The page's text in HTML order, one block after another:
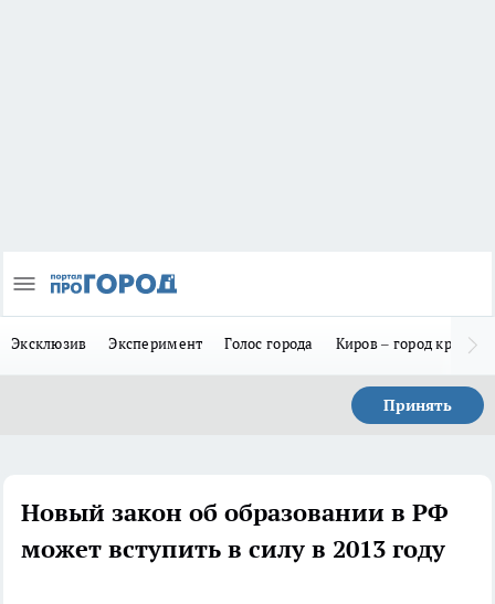
Эксклюзив Эксперимент Голос города Киров – город
Принять
Новый закон об образовании в РФ
может вступить в силу в 2013 году